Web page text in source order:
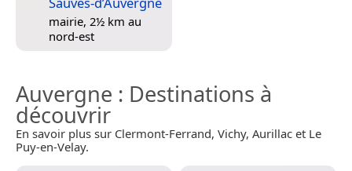
mairie, 2½ km au
nord-est
Auvergne : Destinations à
découvrir
En savoir plus sur Clermont-Ferrand, Vichy, Aurillac et Le
Puy-en-Velay.